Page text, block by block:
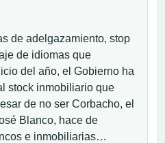
de adelgazamiento, stop
de idiomas que
del año, el Gobierno ha
stock inmobiliario que
de no ser Corbacho, el
Blanco, hace de
e inmobiliarias…